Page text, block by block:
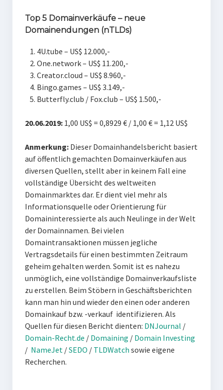
Top 5 Domainverkäufe – neue
Domainendungen (nTLDs)
4U.tube – US$ 12.000,-
One.network – US$ 11.200,-
Creator.cloud – US$ 8.960,-
Bingo.games – US$ 3.149,-
Butterfly.club / Fox.club – US$ 1.500,-
20.06.2019:1,00 US$ = 0,8929 € / 1,00 € = 1,12 US$
Anmerkung:Dieser Domainhandelsbericht basiert
auf öffentlich gemachten Domainverkäufen aus
diversen Quellen, stellt aber in keinem Fall eine
vollständige Übersicht des weltweiten
Domainmarktes dar. Er dient viel mehr als
Informationsquelle oder Orientierung für
Domaininteressierte als auch Neulinge in der Welt
der Domainnamen. Bei vielen
Domaintransaktionen müssen jegliche
Vertragsdetails für einen bestimmten Zeitraum
geheim gehalten werden. Somit ist es nahezu
unmöglich, eine vollständige Domainverkaufsliste
zu erstellen. Beim Stöbern in Geschäftsberichten
kann man hin und wieder den einen oder anderen
Domainkauf bzw. -verkauf identifizieren. Als
Quellen für diesen Bericht dienten: DNJournal /
Domain-Recht.de / Domaining / Domain Investing
/ NameJet /SEDO / TLDWatch sowie eigene
Recherchen.